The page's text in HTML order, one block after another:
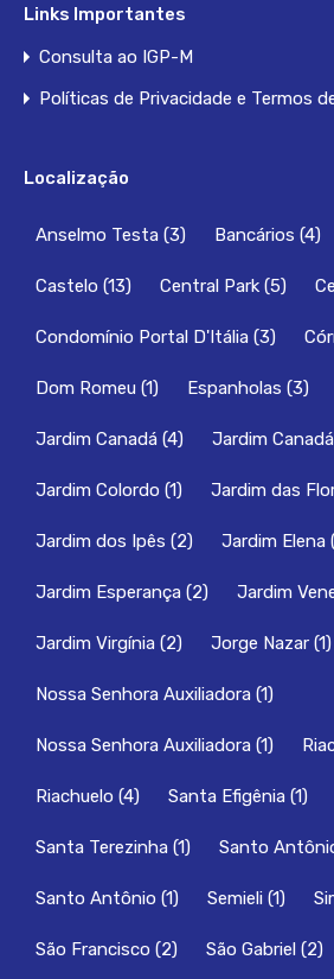
Links Importantes
Consulta ao IGP-M
Políticas de Privacidade e Termos
Localização
Anselmo Testa (3) Bancários (4)
Castelo (13) Central Park (5)
Condomínio Portal D'Itália (3)
Dom Romeu (1) Espanholas (3)
Jardim Canadá (4) Jardim Canadá
Jardim Colordo (1) Jardim das
Jardim dos Ipês (2) Jardim Elena
Jardim Esperança (2) Jardim
Jardim Virgínia (2) Jorge Nazar (1)
Nossa Senhora Auxiliadora (1)
Nossa Senhora Auxiliadora (1)
Riachuelo (4) Santa Efigênia (1)
Santa Terezinha (1) Santo
Santo Antônio (1) Semieli (1)
São Francisco (2) São Gabriel (2)